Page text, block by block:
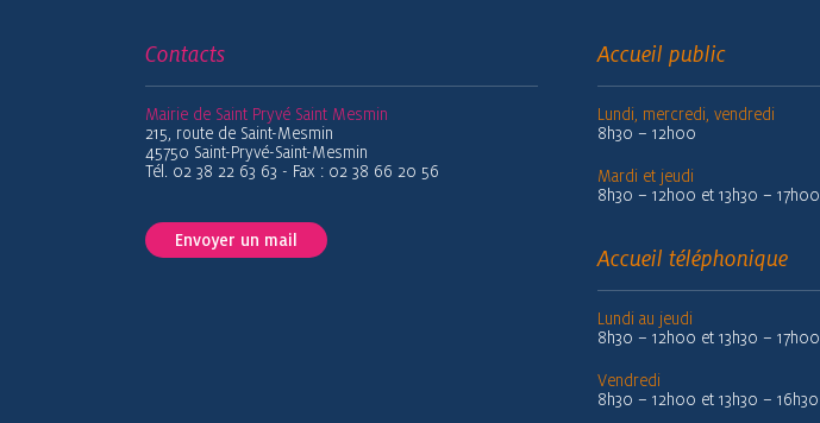
Contacts
Mairie de Saint Pryvé Saint Mesmin
215, route de Saint-Mesmin
45750 Saint-Pryvé-Saint-Mesmin
Tél. 02 38 22 63 63 - Fax : 02 38 66 20 56
Envoyer un mail
Accueil public
Lundi, mercredi, vendredi
8h30 – 12h00
Mardi et jeudi
8h30 – 12h00 et 13h30 – 17h00
Accueil téléphonique
Lundi au jeudi
8h30 – 12h00 et 13h30 – 17h00
Vendredi
8h30 – 12h00 et 13h30 – 16h30